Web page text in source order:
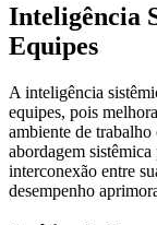
Inteligência
Equipes
A inteligência
equipes, pois
ambiente de
abordagem
interconexão entre
desempenho